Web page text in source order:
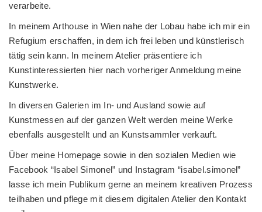
verarbeite.
In meinem Arthouse in Wien nahe der Lobau habe ich mir ein
Refugium erschaffen, in dem ich frei leben und künstlerisch
tätig sein kann. In meinem Atelier präsentiere ich
Kunstinteressierten hier nach vorheriger Anmeldung meine
Kunstwerke.
In diversen Galerien im In- und Ausland sowie auf
Kunstmessen auf der ganzen Welt werden meine Werke
ebenfalls ausgestellt und an Kunstsammler verkauft.
Über meine Homepage sowie in den sozialen Medien wie
Facebook “Isabel Simonel” und Instagram “isabel.simonel”
lasse ich mein Publikum gerne an meinem kreativen Prozess
teilhaben und pflege mit diesem digitalen Atelier den Kontakt